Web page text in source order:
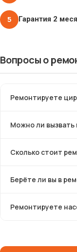
5 Гарантия 2
Вопросы о
Ремонтируете
Можно ли вызвать
Сколько стоит
Берёте ли вы в
Ремонтируете